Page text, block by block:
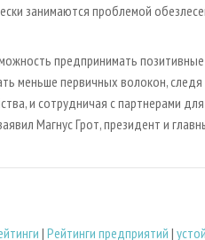
занимаются проблемой
предпринимать
меньше первичных волокон,
и сотрудничая с партнерами
Магнус Грот, президент и
| Рейтинги предприятий |